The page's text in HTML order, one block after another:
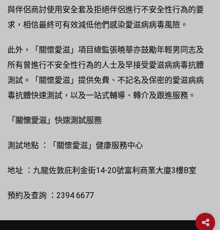
與伴侶商討使用安全套及拒絕伴侶進行不安全性行為的要
求，相信最終可有效減低他們感染愛滋病病毒風險。
此外，「關懷愛滋」項目總監張曉華亦鼓勵年輕男同志及
所有曾進行不安全性行為的人士及早接受愛滋病病毒抗體
測試。「關懷愛滋」提供免費、不記名及保密的愛滋病病
毒抗體快速測試，以及一站式輔導、轉介及跟進服務。
「關懷愛滋」快速測試服務
測試地點 ：「關懷愛滋」健康服務中心
地址 ：九龍佐敦庇利金街14-20號富利商業大廈3樓B室
預約及查詢 ：2394 6677